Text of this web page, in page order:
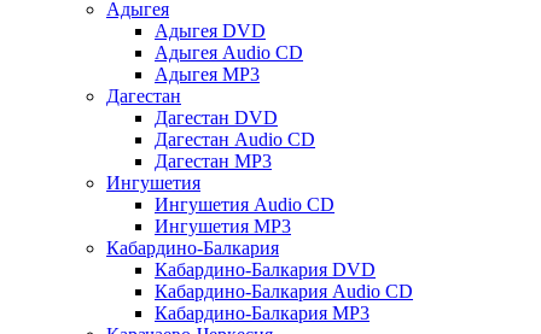
Адыгея
Адыгея DVD
Адыгея Audio CD
Адыгея MP3
Дагестан
Дагестан DVD
Дагестан Audio CD
Дагестан MP3
Ингушетия
Ингушетия Audio CD
Ингушетия MP3
Кабардино-Балкария
Кабардино-Балкария DVD
Кабардино-Балкария Audio CD
Кабардино-Балкария MP3